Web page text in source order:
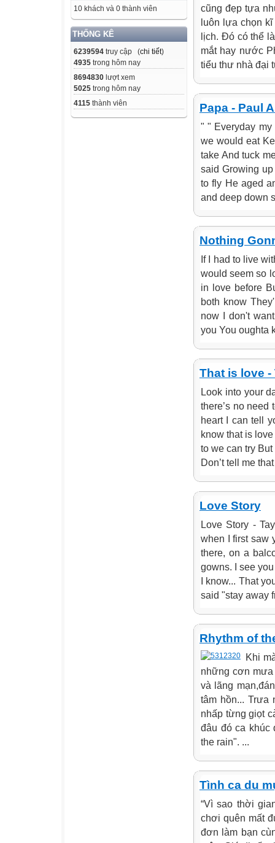
10 khách và 0 thành viên
THỐNG KÊ
6239594 truy cập (chi tiết)
4935 trong hôm nay
8694830 lượt xem
5025 trong hôm nay
4115 thành viên
cũng đẹp tựa
luôn lựa chọn
lịch. Đó có thể
mắt hay nước
tiểu thư nhà đại
Papa - Paul
" " Everyday my
we would eat
take And tuck
said Growing
to fly He aged
and deep down
Nothing
If I had to live
would seem so
in love before
both know
now I don't
you You oughta
That is love
Look into your
there’s no need
heart I can tell
know that is
to we can try
Don’t tell me
Love Story
Love Story -
when I first saw
there, on a
gowns. I see
I know... That
said "stay away
Rhythm of
Khi
những cơn
và lãng
tâm hồn... Trưa
nhấp từng giọt
đâu đó ca khúc
the rain". ...
Tình ca du
“Vì sao thời
chơi quên mất
đơn làm bạn